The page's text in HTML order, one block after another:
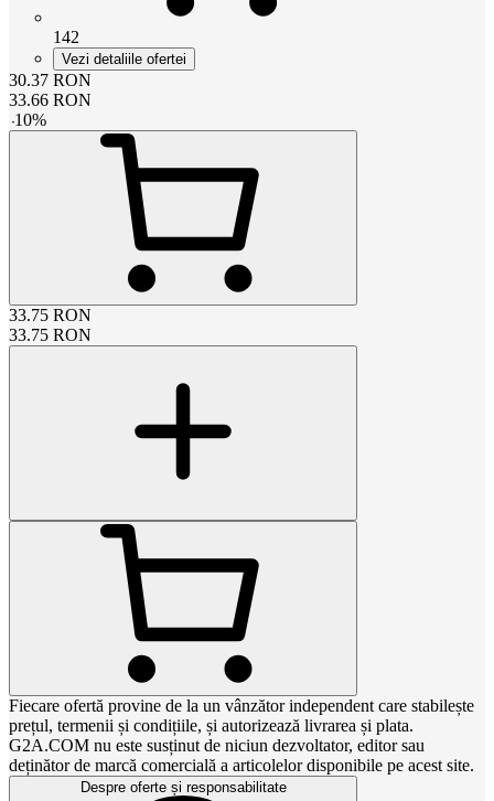
142
Vezi detaliile ofertei
30.37 RON
33.66 RON
-10%
33.75 RON
33.75 RON
Fiecare ofertă provine de la un vânzător independent care stabilește
prețul, termenii și condițiile, și autorizează livrarea și plata.
G2A.COM nu este susținut de niciun dezvoltator, editor sau
deținător de marcă comercială a articolelor disponibile pe acest site.
Despre oferte și responsabilitate